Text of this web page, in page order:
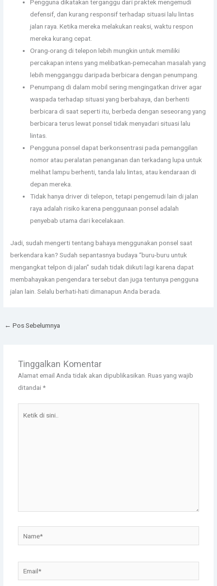
Pengguna dikatakan terganggu dari praktek mengemudi
defensif, dan kurang responsif terhadap situasi lalu lintas
jalan raya. Ketika mereka melakukan reaksi, waktu respon
mereka kurang cepat.
Orang-orang di telepon lebih mungkin untuk memiliki
percakapan intens yang melibatkan-pemecahan masalah yang
lebih mengganggu daripada berbicara dengan penumpang.
Penumpang di dalam mobil sering mengingatkan driver agar
waspada terhadap situasi yang berbahaya, dan berhenti
berbicara di saat seperti itu, berbeda dengan seseorang yang
berbicara terus lewat ponsel tidak menyadari situasi lalu
lintas.
Pengguna ponsel dapat berkonsentrasi pada pemanggilan
nomor atau peralatan penanganan dan terkadang lupa untuk
melihat lampu berhenti, tanda lalu lintas, atau kendaraan di
depan mereka.
Tidak hanya driver di telepon, tetapi pengemudi lain di jalan
raya adalah risiko karena penggunaan ponsel adalah
penyebab utama dari kecelakaan.
Jadi, sudah mengerti tentang bahaya menggunakan ponsel saat
berkendara kan? Sudah sepantasnya budaya “buru-buru untuk
mengangkat telpon di jalan” sudah tidak diikuti lagi karena dapat
membahayakan pengendara tersebut dan juga tentunya pengguna
jalan lain. Selalu berhati-hati dimanapun Anda berada.
← Pos Sebelumnya
Tinggalkan Komentar
Alamat email Anda tidak akan dipublikasikan. Ruas yang wajib
ditandai*